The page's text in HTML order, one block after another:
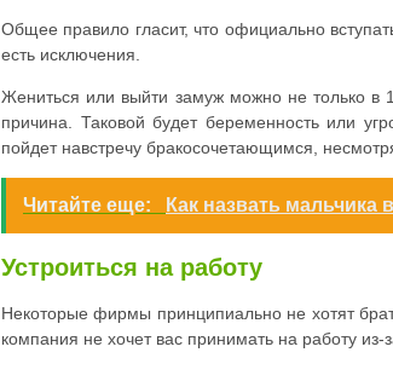
Общее правило гласит, что официально
есть исключения.
Жениться или выйти замуж можно не только в
причина. Таковой будет беременность или
пойдет навстречу бракосочетающимся,
Читайте еще: Как назвать мальчика
Устроиться на работу
Некоторые фирмы принципиально не хотят
компания не хочет вас принимать на работу